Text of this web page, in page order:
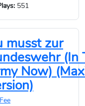
551
musst zur
(In
Now)
Fee